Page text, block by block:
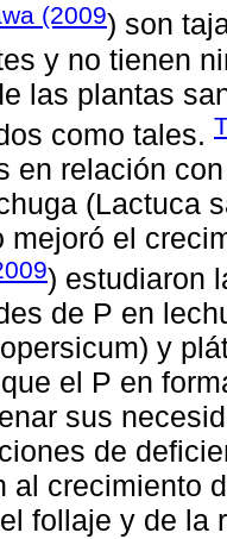
(2009) son
y no tienen
las plantas
como tales.
en relación
(Lactuca
mejoró el
) estudiaron
de P en
y
el P en
sus
de
al crecimiento
follaje y de la